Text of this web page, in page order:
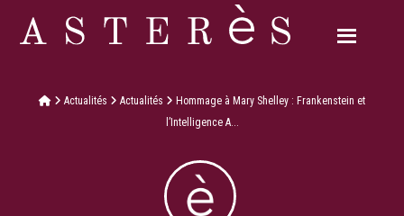
Actualités Actualités
Hommage à Mary Shelley : Frankenstein et
l’Intelligence A...